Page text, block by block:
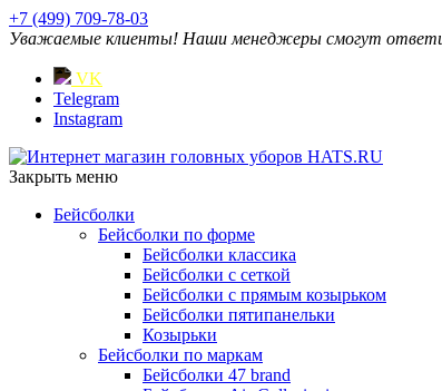
+7 (499) 709-78-03
Уважаемые клиенты! Наши менеджеры смогут
VK
Telegram
Instagram
Закрыть меню
Бейсболки
Бейсболки по форме
Бейсболки классика
Бейсболки с сеткой
Бейсболки с прямым козырьком
Бейсболки пятипанельки
Козырьки
Бейсболки по маркам
Бейсболки 47 brand